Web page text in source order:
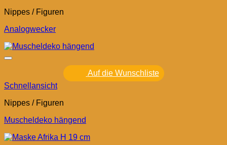
Nippes / Figuren
Analogwecker
Auf die Wunschliste
Schnellansicht
Nippes / Figuren
Muscheldeko hängend